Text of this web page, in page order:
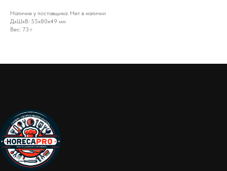
Наличие у поставщика: Нет в наличии
ДxШxВ: 55x80x49 мм
Вес: 73 г